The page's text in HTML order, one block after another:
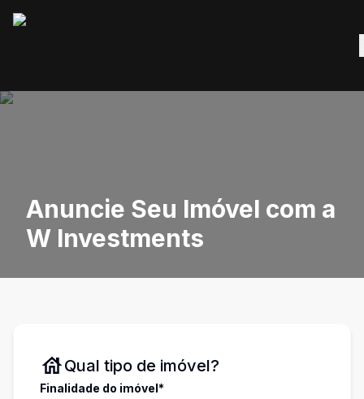
Anuncie Seu Imóvel com a
W Investments
Qual tipo de imóvel?
Finalidade do imóvel*